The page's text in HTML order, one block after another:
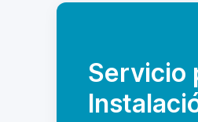
Servicio